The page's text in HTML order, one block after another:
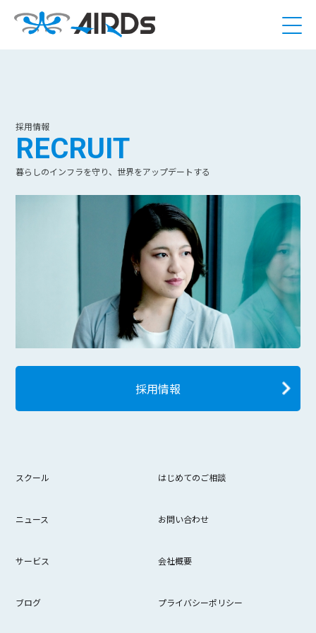
採用情報
RECRUIT
暮らしのインフラを守り、世界をアップデートする
採用情報
スクール はじめてのご相談
ニュース お問い合わせ
サービス 会社概要
ブログ プライバシーポリシー